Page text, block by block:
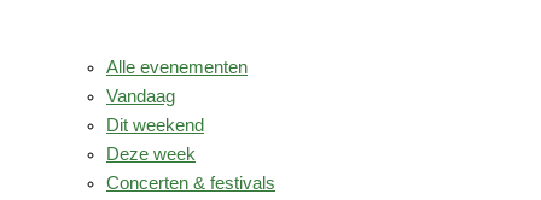
Alle evenementen
Vandaag
Dit weekend
Deze week
Concerten & festivals